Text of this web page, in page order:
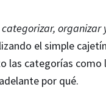
categorizar, organizar
el simple
las categorías como
por qué.